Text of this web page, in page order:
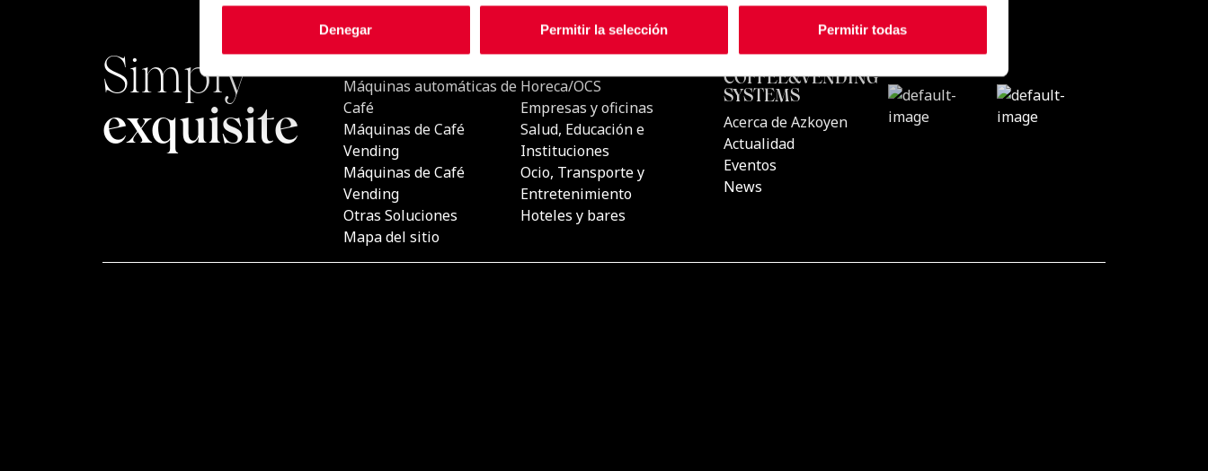
Denegar Permitir la selección Permitir todas
Simply
exquisite
PRODUCTOS
Máquinas automáticas de
Café
Máquinas de Café
Vending
Máquinas de Café
Vending
Otras Soluciones
Mapa del sitio
UBICACIONES
Horeca/OCS
Empresas y oficinas
Salud, Educación e
Instituciones
Ocio, Transporte y
Entretenimiento
Hoteles y bares
AZKOYEN
COFFEE&VENDING
SYSTEMS
Acerca de Azkoyen
Actualidad
Eventos
News
CONTACTO